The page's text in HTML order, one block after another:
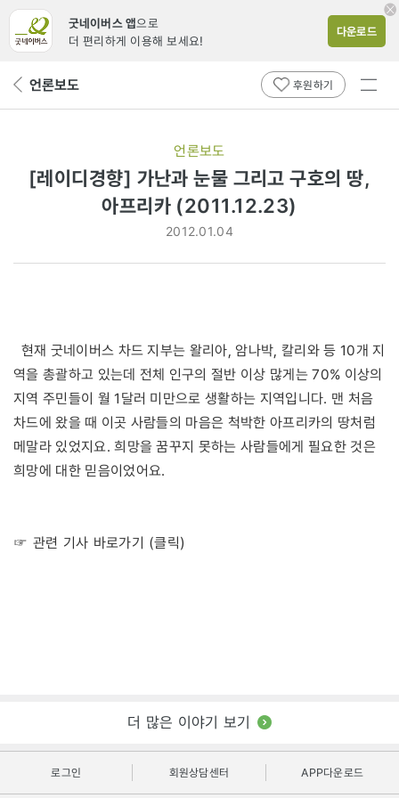
굿네이버스 앱으로
더 편리하게 이용해 보세요!
다운로드
뒤 언론보도 후원하기
전체
언론보도
[레이디경향] 가난과 눈물 그리고 구호의 땅,
아프리카 (2011.12.23)
2012.01.04
현재 굿네이버스 차드 지부는 왈리아, 암나박, 칼리와 등 10개 지
역을 총괄하고 있는데 전체 인구의 절반 이상 많게는 70% 이상의
지역 주민들이 월 1달러 미만으로 생활하는 지역입니다. 맨 처음
차드에 왔을 때 이곳 사람들의 마음은 척박한 아프리카의 땅처럼
메말라 있었지요. 희망을 꿈꾸지 못하는 사람들에게 필요한 것은
희망에 대한 믿음이었어요.
☞ 관련 기사 바로가기 (클릭)
더 많은 이야기 보기
로그인 회원상담센터 APP다운로드